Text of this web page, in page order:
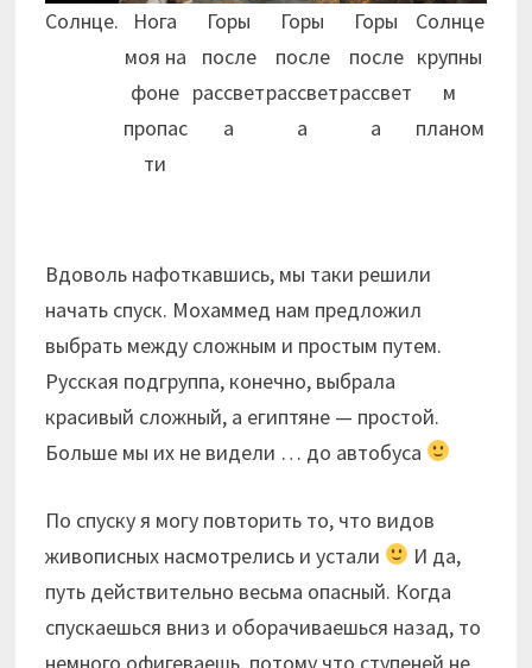
Солнце.
Нога
моя на
фоне
пропас
ти
Горы
после
рассвет
а
Горы
после
рассвет
а
Горы
после
рассвет
а
Солнце
крупны
м
планом
Вдоволь нафоткавшись, мы таки решили
начать спуск. Мохаммед нам предложил
выбрать между сложным и простым путем.
Русская подгруппа, конечно, выбрала
красивый сложный, а египтяне — простой.
Больше мы их не видели … до автобуса
По спуску я могу повторить то, что видов
живописных насмотрелись и устали
И да,
путь действительно весьма опасный. Когда
спускаешься вниз и оборачиваешься назад, то
немного офигеваешь, потому что ступеней не